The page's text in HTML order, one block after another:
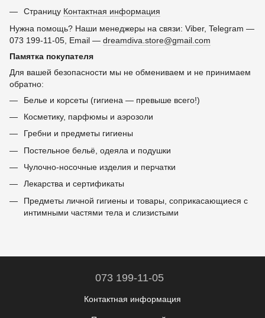
Страницу Контактная информация
Нужна помощь? Наши менеджеры на связи: Viber, Telegram —
073 199-11-05, Email — dreamdiva.store@gmail.com
Памятка покупателя
Для вашей безопасности мы не обмениваем и не принимаем
обратно:
Белье и корсеты (гигиена — превыше всего!)
Косметику, парфюмы и аэрозоли
Гребни и предметы гигиены
Постельное бельё, одеяла и подушки
Чулочно-носочные изделия и перчатки
Лекарства и сертификаты
Предметы личной гигиены и товары, соприкасающиеся с
интимными частями тела и слизистыми
073 199-11-05
Контактная информация